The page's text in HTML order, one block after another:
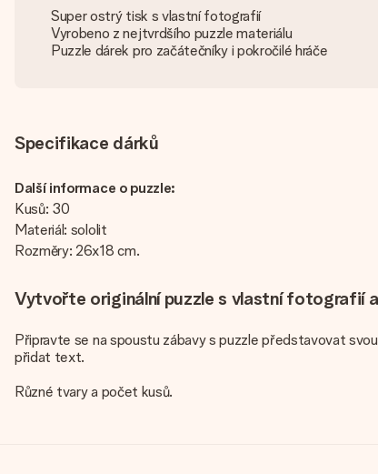
Super ostrý tisk s vlastní fotografií
Vyrobeno z nejtvrdšího puzzle materiálu
Puzzle dárek pro začátečníky i pokročilé hráče
Specifikace dárků
Další informace o puzzle:
Kusů: 30
Materiál: sololit
Rozměry: 26x18 cm.
Vytvořte originální puzzle s vlastní fotografií
Připravte se na spoustu zábavy s puzzle představovat
přidat text.
Různé tvary a počet kusů.